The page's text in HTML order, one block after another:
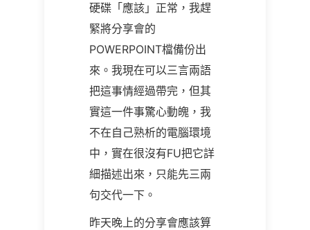
硬碟「應該」正常，我趕
緊將分享會的
POWERPOINT檔備份出
來。我現在可以三言兩語
把這事情經過帶完，但其
實這一件事驚心動魄，我
不在自己熟析的電腦環境
中，實在很沒有FU把它詳
細描述出來，只能先三兩
句交代一下。
昨天晚上的分享會應該算